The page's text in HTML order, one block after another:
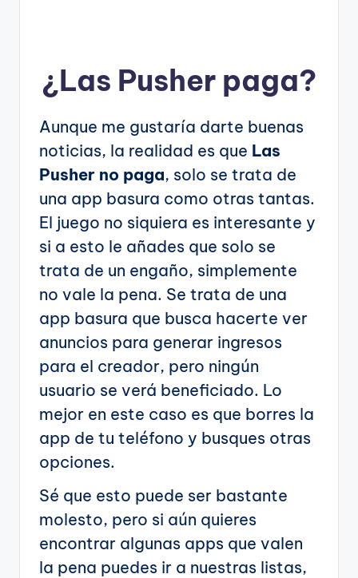
¿Las Pusher paga?
Aunque me gustaría darte buenas
noticias, la realidad es que Las
Pusher no paga, solo se trata de
una app basura como otras tantas.
El juego no siquiera es interesante y
si a esto le añades que solo se
trata de un engaño, simplemente
no vale la pena. Se trata de una
app basura que busca hacerte ver
anuncios para generar ingresos
para el creador, pero ningún
usuario se verá beneficiado. Lo
mejor en este caso es que borres la
app de tu teléfono y busques otras
opciones.
Sé que esto puede ser bastante
molesto, pero si aún quieres
encontrar algunas apps que valen
la pena puedes ir a nuestras listas,